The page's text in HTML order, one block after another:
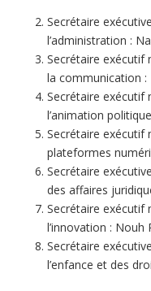
Secrétaire
l’administration :
Secrétaire exécutif
la communication :
Secrétaire exécutif
l’animation
Secrétaire exécutif
plateformes
Secrétaire
des affaires
Secrétaire exécutif
l’innovation : Nouh
Secrétaire
l’enfance et des